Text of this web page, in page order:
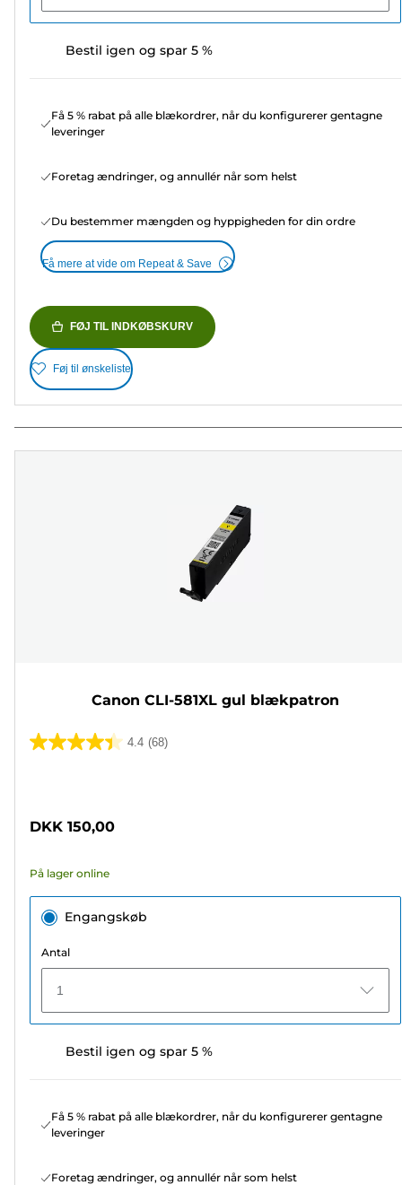
Bestil igen og spar 5 %
Få 5 % rabat på alle blækordrer, når du konfigurerer gentagne
leveringer
Foretag ændringer, og annullér når som helst
Du bestemmer mængden og hyppigheden for din ordre
Få mere at vide om Repeat & Save
FØJ TIL INDKØBSKURV
Føj til ønskeliste
Canon CLI-581XL gul blækpatron
4.4 (68)
4.4
stjerner.
anmeldelser
DKK 150,00
På lager online
Engangskøb
Antal
1
Bestil igen og spar 5 %
Få 5 % rabat på alle blækordrer, når du konfigurerer gentagne
leveringer
Foretag ændringer, og annullér når som helst